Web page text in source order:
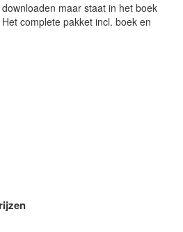
maar staat in het boek
Het complete pakket incl. boek en